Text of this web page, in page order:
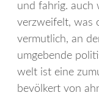
und fahrig. auch
verzweifelt, was
vermutlich, an
umgebende
welt ist eine
bevölkert von